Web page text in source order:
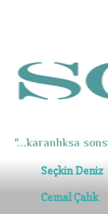
"...karanlıksa
Seçkin Deniz
Cemal Çalık